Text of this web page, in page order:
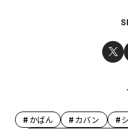
# かばん # カバン #